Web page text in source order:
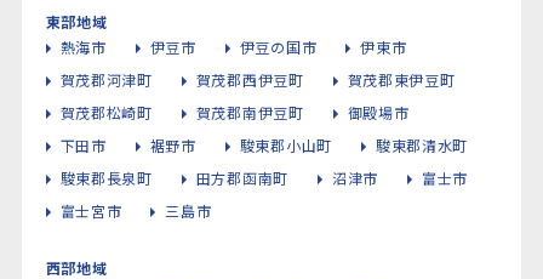
東部地域
熱海市
伊豆市 伊豆の国市
伊東市
賀茂郡河津町
賀茂郡西伊豆町
賀茂郡東伊豆町
賀茂郡松崎町
賀茂郡南伊豆町
御殿場市
下田市
裾野市 駿東郡小山町
駿東郡清水町
駿東郡長泉町
田方郡函南町 沼津市
富士市
富士宮市
三島市
西部地域